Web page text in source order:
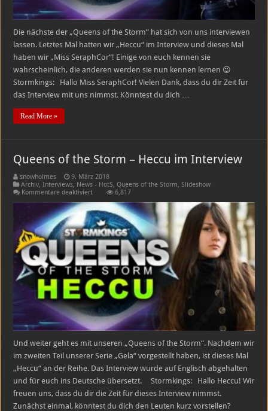
Die nächste der „Queens of the Storm“ hat sich von uns interviewen
lassen. Letztes Mal hatten wir „Heccu“ im Interview und dieses Mal
haben wir „Miss SeraphCor“! Einige von euch kennen sie
wahrscheinlich, die anderen werden sie nun kennen lernen 😉
Stormkings: Hallo Miss SeraphCor! Vielen Dank, dass du dir Zeit für
das Interview mit uns nimmst. Könntest du dich …
Read More »
Queens of the Storm – Heccu im Interview
snowholmes
9. März 2018
Archiv,Interviews, News - HotS,Queens of the Storm,Slideshow
Kommentare deaktiviertfür
the
Storm
–
Heccu
im
Interview
6,817
Und weiter geht es mit unseren „Queens of the Storm“. Nachdem wir
im zweiten Teil unserer Serie „Gela“ vorgestellt haben, ist dieses Mal
„Heccu“ an der Reihe. Das Interview wurde auf Englisch abgehalten
und für euch ins Deutsche übersetzt. Stormkings: Hallo Heccu! Wir
freuen uns, dass du dir die Zeit für dieses Interview nimmst.
Zunächst einmal, könntest du dich den Leuten kurz vorstellen?